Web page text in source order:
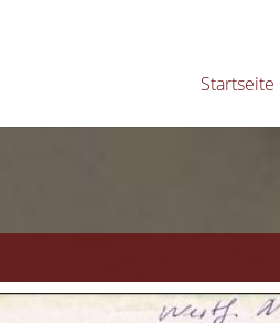
Startseite